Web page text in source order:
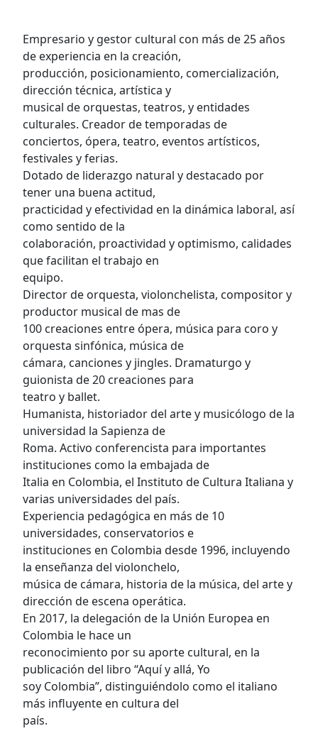
Empresario y gestor cultural con más de 25 años
de experiencia en la creación,
producción, posicionamiento, comercialización,
dirección técnica, artística y
musical de orquestas, teatros, y entidades
culturales. Creador de temporadas de
conciertos, ópera, teatro, eventos artísticos,
festivales y ferias.
Dotado de liderazgo natural y destacado por
tener una buena actitud,
practicidad y efectividad en la dinámica laboral, así
como sentido de la
colaboración, proactividad y optimismo, calidades
que facilitan el trabajo en
equipo.
Director de orquesta, violonchelista, compositor y
productor musical de mas de
100 creaciones entre ópera, música para coro y
orquesta sinfónica, música de
cámara, canciones y jingles. Dramaturgo y
guionista de 20 creaciones para
teatro y ballet.
Humanista, historiador del arte y musicólogo de la
universidad la Sapienza de
Roma. Activo conferencista para importantes
instituciones como la embajada de
Italia en Colombia, el Instituto de Cultura Italiana y
varias universidades del país.
Experiencia pedagógica en más de 10
universidades, conservatorios e
instituciones en Colombia desde 1996, incluyendo
la enseñanza del violonchelo,
música de cámara, historia de la música, del arte y
dirección de escena operática.
En 2017, la delegación de la Unión Europea en
Colombia le hace un
reconocimiento por su aporte cultural, en la
publicación del libro “Aquí y allá, Yo
soy Colombia”, distinguiéndolo como el italiano
más influyente en cultura del
país.